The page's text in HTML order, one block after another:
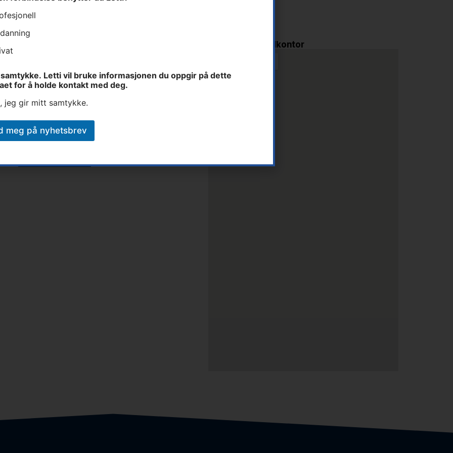
Letti AS - Hovedkontor
samtykke. Letti vil bruke informasjonen du oppgir på dette
for å holde kontakt med deg.
jeg gir mitt samtykke.
meg på nyhetsbrev